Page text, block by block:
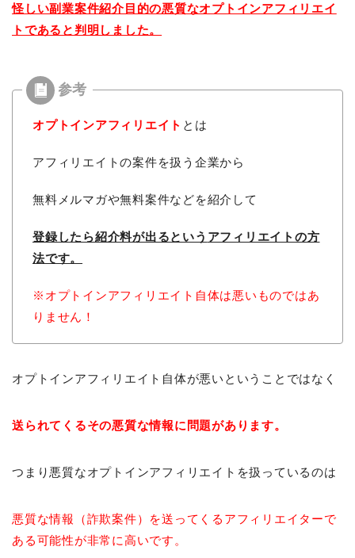
怪しい副業案件紹介目的の悪質なオプトインアフィリエイ
トであると判明しました。
オプトインアフィリエイト とは
アフィリエイトの案件を扱う企業から
無料メルマガや無料案件などを紹介して
登録したら紹介料が出るという アフィリエイトの方
法です。
※オプトインアフィリエイト自体は悪いものではあ
りません！
オプトインアフィリエイト自体が悪いということではなく
送られてくるその悪質な情報に問題があります。
つまり悪質なオプトインアフィリエイトを扱っているのは
悪質な情報（詐欺案件）を送ってくるアフィリエイターで
ある可能性が非常に高いです。